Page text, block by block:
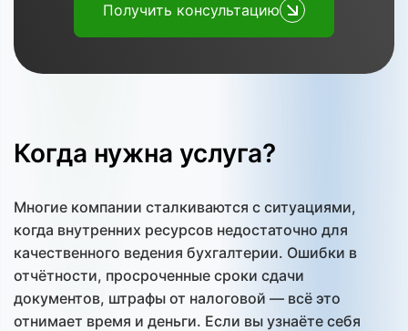
Получить консультацию
Когда нужна услуга?
Многие компании сталкиваются с ситуациями,
когда внутренних ресурсов недостаточно для
качественного ведения бухгалтерии. Ошибки в
отчётности, просроченные сроки сдачи
документов, штрафы от налоговой — всё это
отнимает время и деньги. Если вы узнаёте себя